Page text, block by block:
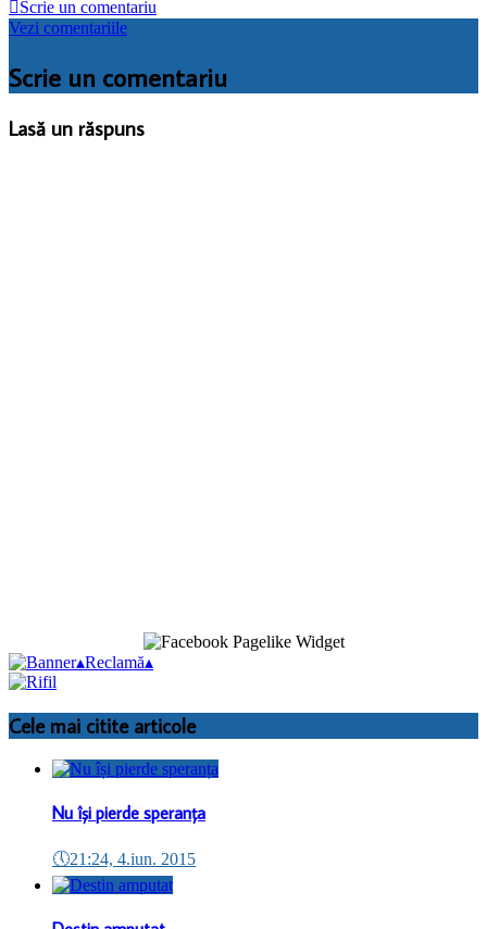
Scrie un comentariu
Vezi comentariile
Scrie un comentariu
Lasă un răspuns
▴Reclamă▴
Cele mai citite articole
Nu își pierde speranța
🕔21:24, 4.iun. 2015